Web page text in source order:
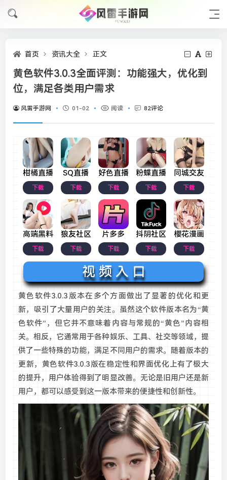
首页 资讯大全 正文
黄色软件3.0.3全面评测：功能强大，优化到
位，满足各类用户需求
风雷手游网 01-02 阅读 82评论
柑橘直播
下载
SQ直播
下载
好色直播
下载
粉蝶直播
下载
同城交友
下载
高端黑料
下载
狼友社区
下载
片多多
下载
抖阴社区
下载
樱花漫画
下载
视 频 入 口
黄色软件3.0.3版本在多个方面做出了显著的优化和更
新，吸引了大量用户的关注。虽然这个软件版本名为“黄
色软件”，但它并不意味着内容与常规的“黄色”内容相
关。相反，它通常用于各种娱乐、工具、社交等领域，提
供了一些特殊的功能，满足不同用户的需求。随着版本的
更新，黄色软件3.0.3版在稳定性和界面优化上有了极大
的提升，用户体验得到了明显改善。无论是旧用户还是新
用户，都可以感受到这一版本带来的便捷性和创新性。